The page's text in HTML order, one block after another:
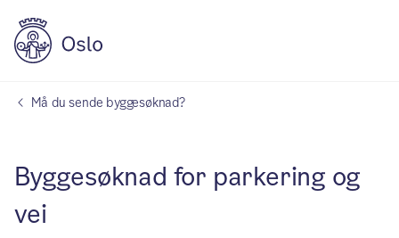
Må du sende byggesøknad?
Byggesøknad for parkering og
vei